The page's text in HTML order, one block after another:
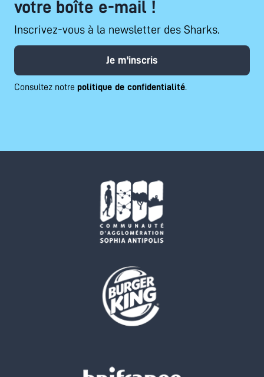
votre boîte e-mail !
Inscrivez-vous à la newsletter des Sharks.
Je m'inscris
Consultez notre politique de confidentialité.